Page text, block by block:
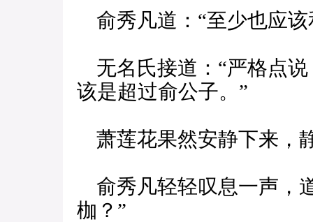
俞秀凡道：“至少也应
无名氏接道：“严格点
该是超过俞公子。”
萧莲花果然安静下来，
俞秀凡轻轻叹息一声，
枷？”